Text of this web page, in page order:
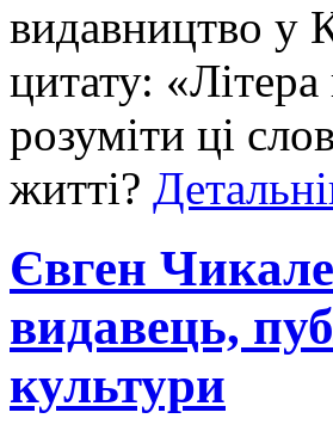
видавництво у
цитату:
розуміти ці
житті?
Євген
видавець,
культури